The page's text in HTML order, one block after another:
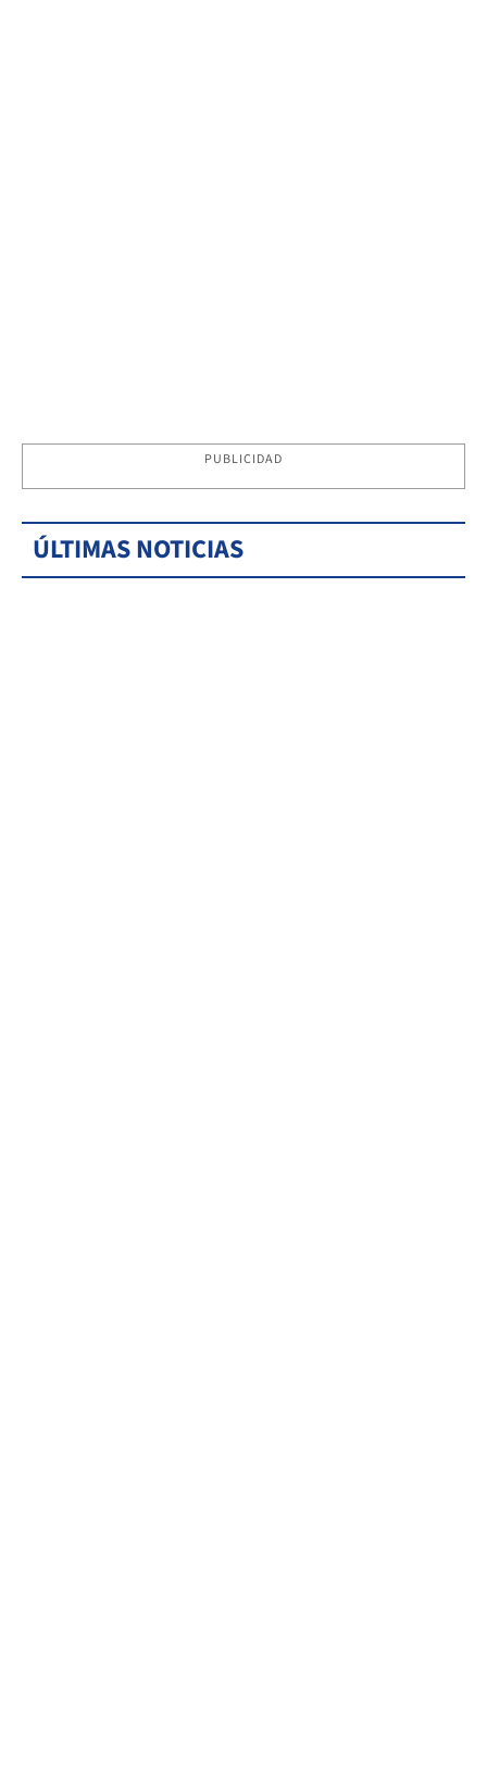
PUBLICIDAD
ÚLTIMAS NOTICIAS